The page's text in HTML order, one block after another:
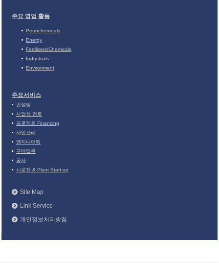
주요 영업 활동
Petrochemicals
Energy
Fertilizers/Chemicals
Industrials
Environment
주요서비스
컨설팅
사업성 검토
프로젝트 Financing
사업관리
엔지니어링
구매업무
공사
시운전 & Plant Start-up
Site Map
Link Service
개인정보처리방침